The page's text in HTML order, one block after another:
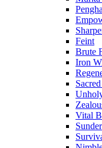
Feint
Brute
Iron
Vital
Sunder